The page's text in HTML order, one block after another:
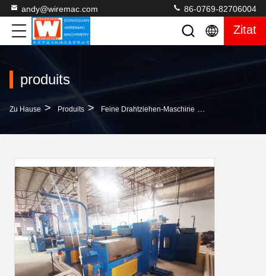
andy@wiremac.com 86-0769-82706004
Zitat
produits
Zu Hause > Produits > Feine Drahtziehen-Maschine >